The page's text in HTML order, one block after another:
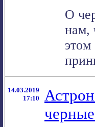
О
нам,
этом
14.03.2019
17:10